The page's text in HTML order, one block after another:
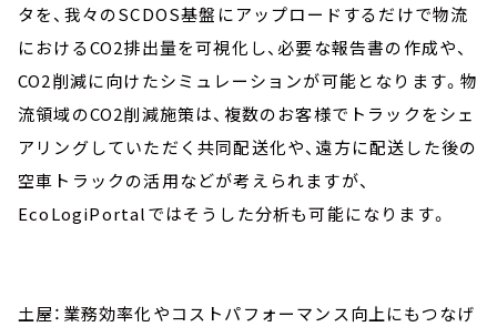
タを、我々のSCDOS基盤にアップロードするだけで物流
におけるCO2排出量を可視化し、必要な報告書の作成や、
CO2削減に向けたシミュレーションが可能となります。物
流領域のCO2削減施策は、複数のお客様でトラックをシェ
アリングしていただく共同配送化や、遠方に配送した後の
空車トラックの活用などが考えられますが、
EcoLogiPortalではそうした分析も可能になります。
土屋：業務効率化やコストパフォーマンス向上にもつなげ